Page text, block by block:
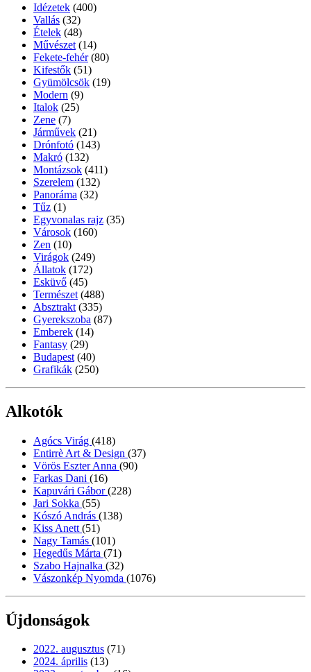
Idézetek (400)
Vallás (32)
Ételek (48)
Művészet (14)
Fekete-fehér (80)
Kifestők (51)
Gyümölcsök (19)
Modern (9)
Italok (25)
Zene (7)
Járművek (21)
Drónfotó (143)
Makró (132)
Montázsok (411)
Szerelem (132)
Panoráma (32)
Tűz (1)
Egyvonalas rajz (35)
Városok (160)
Zen (10)
Virágok (249)
Állatok (172)
Esküvő (45)
Természet (488)
Absztrakt (335)
Gyerekszoba (87)
Emberek (14)
Fantasy (29)
Budapest (40)
Grafikák (250)
Alkotók
Agócs Virág (418)
Entirrè Art & Design (37)
Vörös Eszter Anna (90)
Farkas Dani (16)
Kapuvári Gábor(228)
Jari Sokka (55)
Kószó András (138)
Kiss Anett (51)
Nagy Tamás (101)
Hegedűs Márta (71)
Szabo Hajnalka (32)
Vászonkép Nyomda (1076)
Újdonságok
2022. augusztus (71)
2024. április (13)